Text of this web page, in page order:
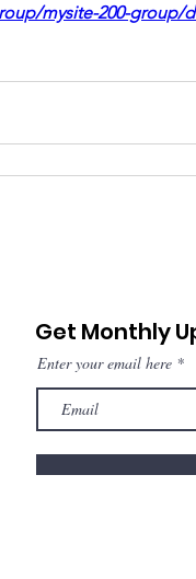
mysite-200-group/
Get Monthly
Enter your email here